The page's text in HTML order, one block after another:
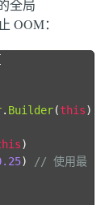
全局
OOM：
. Builder(this)
)
)
// 使用最